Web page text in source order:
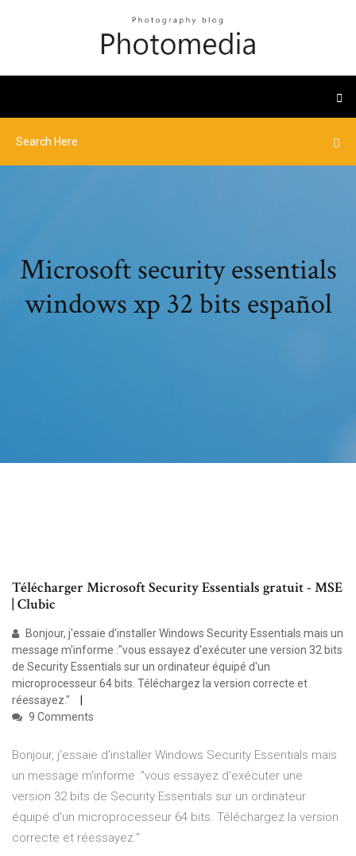
Microsoft security essentials
windows xp 32 bits español
Télécharger Microsoft Security Essentials gratuit - MSE
| Clubic
Bonjour, j'essaie d'installer Windows Security Essentials mais un
message m'informe :"vous essayez d'exécuter une version 32 bits
de Security Essentials sur un ordinateur équipé d'un
microprocesseur 64 bits. Téléchargez la version correcte et
réessayez."
9 Comments
Bonjour, j'essaie d'installer Windows Security Essentials mais
un message m'informe :"vous essayez d'exécuter une
version 32 bits de Security Essentials sur un ordinateur
équipé d'un microprocesseur 64 bits. Téléchargez la version
correcte et réessayez."